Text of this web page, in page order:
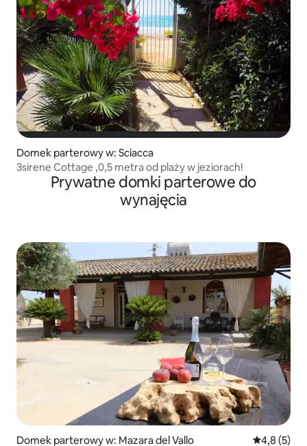
Domek parterowy w: Sciacca
3sirene Cottage ,0,5 metra od plaży w jeziorach!
Prywatne domki parterowe do
wynajęcia
Domek parterowy w: Mazara del Vallo Średnia
4,8 (5)